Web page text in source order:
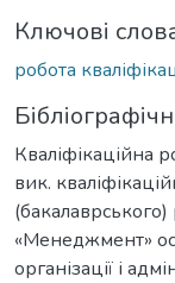
Ключові
робота
Кваліфікаційна
вик.
«Менеджмент»
організації і